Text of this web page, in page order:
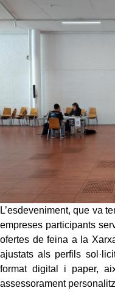
L’esdeveniment, que va
empreses participants
ofertes de feina a la
ajustats als perfils
format digital i paper,
assessorament